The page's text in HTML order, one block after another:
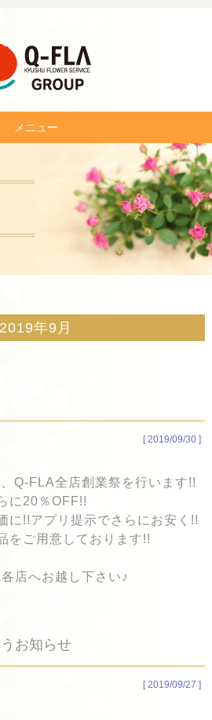
メニュー
2019年9月
[ 2019/09/30 ]
Q-FLA全店創業祭を行います!!
に20％OFF!!
に!!アプリ提示でさらにお安く!!
をご用意しております!!
店へお越し下さい♪
お知らせ
[ 2019/09/27 ]